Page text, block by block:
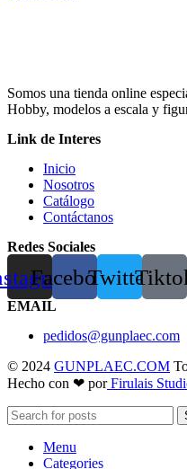
Somos una tienda online
Hobby, modelos a escala y
Link de Interes
Inicio
Nosotros
Catálogo
Contáctanos
Redes Sociales
FacebookTwitter
EMAIL
pedidos@gunplaec.com
© 2024 GUNPLAEC.COM
Hecho con ❤ porFirulais
Menu
Categories